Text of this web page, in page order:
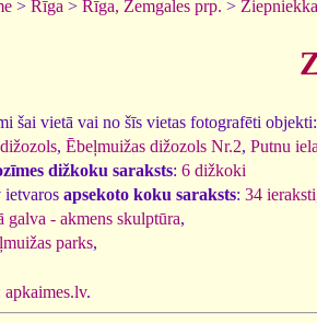
> Rīga > Rīga, Zemgales prp. >
šai vietā vai no šīs vietas fotografēti objekti:
, Ēbeļmuižas dižozols Nr.2, Putnu
dižkoku saraksts: 6 dižkoki
apsekoto koku saraksts: 34 ieraksti
galva - akmens skulptūra,
parks,
apkaimes.lv.